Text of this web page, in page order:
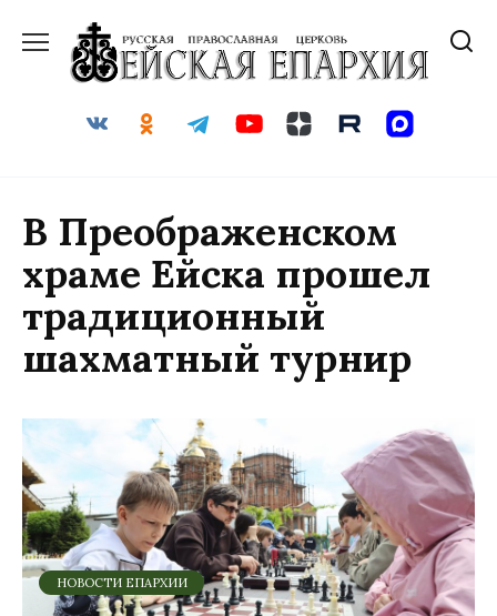
содержанию
В Преображенском
храме Ейска прошел
традиционный
шахматный турнир
НОВОСТИ ЕПАРХИИ